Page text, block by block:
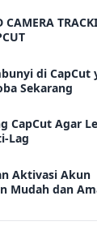
CAMERA
di CapCut
Sekarang
CapCut Agar
Lag
Aktivasi Akun
Mudah dan